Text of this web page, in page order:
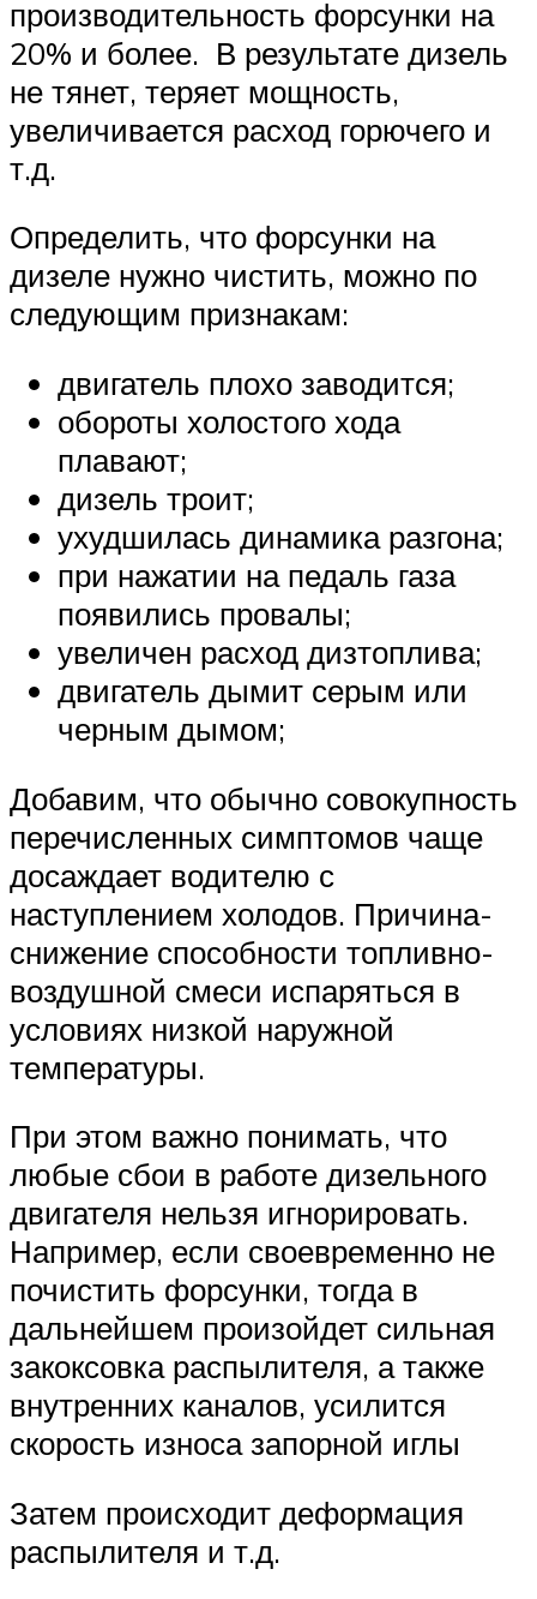
производительность форсунки на
20% и более. В результате дизель
не тянет, теряет мощность,
увеличивается расход горючего и
т.д.
Определить, что форсунки на
дизеле нужно чистить, можно по
следующим признакам:
двигатель плохо заводится;
обороты холостого хода
плавают;
дизель троит;
ухудшилась динамика разгона;
при нажатии на педаль газа
появились провалы;
увеличен расход дизтоплива;
двигатель дымит серым или
черным дымом;
Добавим, что обычно совокупность
перечисленных симптомов чаще
досаждает водителю с
наступлением холодов. Причина-
снижение способности топливно-
воздушной смеси испаряться в
условиях низкой наружной
температуры.
При этом важно понимать, что
любые сбои в работе дизельного
двигателя нельзя игнорировать.
Например, если своевременно не
почистить форсунки, тогда в
дальнейшем произойдет сильная
закоксовка распылителя, а также
внутренних каналов, усилится
скорость износа запорной иглы
Затем происходит деформация
распылителя и т.д.